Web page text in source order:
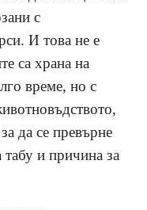
с
И това не е
са храна на
време, но с
да се превърне
табу и причина за